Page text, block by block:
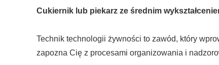
Cukiernik lub piekarz ze średnim
Technik technologii żywności to zawód, który
zapozna Cię z procesami organizowania i